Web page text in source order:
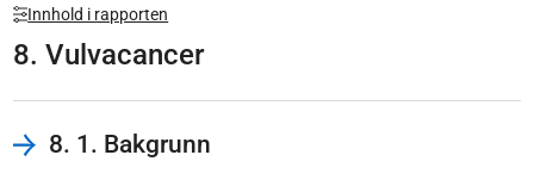
Innhold i rapporten
8. Vulvacancer
8. 1. Bakgrunn